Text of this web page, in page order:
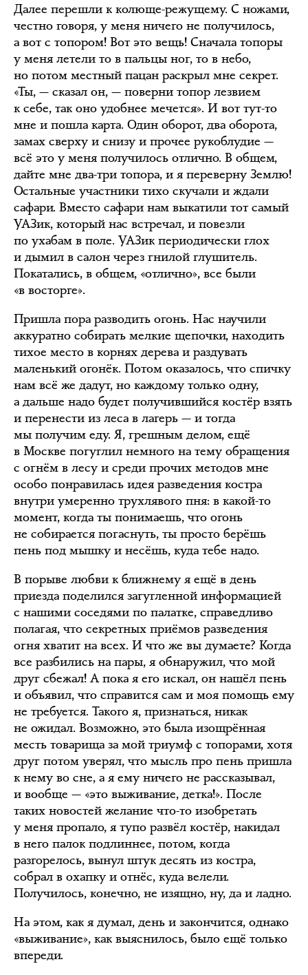
Далее перешли к колюще-режущему. С ножами,
честно говоря, у меня ничего не получилось,
а вот с топором! Вот это вещь! Сначала топоры
у меня летели то в пальцы ног, то в небо,
но потом местный пацан раскрыл мне секрет.
«Ты, — сказал он, — поверни топор лезвием
к себе, так оно удобнее мечется». И вот тут-то
мне и пошла карта. Один оборот, два оборота,
замах сверху и снизу и прочее рукоблудие —
всё это у меня получилось отлично. В общем,
дайте мне два-три топора, и я переверну Землю!
Остальные участники тихо скучали и ждали
сафари. Вместо сафари нам выкатили тот самый
УАЗик, который нас встречал, и повезли
по ухабам в поле. УАЗик периодически глох
и дымил в салон через гнилой глушитель.
Покатались, в общем, «отлично», все были
«в восторге».
Пришла пора разводить огонь. Нас научили
аккуратно собирать мелкие щепочки, находить
тихое место в корнях дерева и раздувать
маленький огонёк. Потом оказалось, что спичку
нам всё же дадут, но каждому только одну,
а дальше надо будет получившийся костёр взять
и перенести из леса в лагерь — и тогда
мы получим еду. Я, грешным делом, ещё
в Москве погуглил немного на тему обращения
с огнём в лесу и среди прочих методов мне
особо понравилась идея разведения костра
внутри умеренно трухлявого пня: в какой-то
момент, когда ты понимаешь, что огонь
не собирается погаснуть, ты просто берёшь
пень под мышку и несёшь, куда тебе надо.
В порыве любви к ближнему я ещё в день
приезда поделился загугленной информацией
с нашими соседями по палатке, справедливо
полагая, что секретных приёмов разведения
огня хватит на всех. И что же вы думаете? Когда
все разбились на пары, я обнаружил, что мой
друг сбежал! А пока я его искал, он нашёл пень
и объявил, что справится сам и моя помощь ему
не требуется. Такого я, признаться, никак
не ожидал. Возможно, это была изощрённая
месть товарища за мой триумф с топорами, хотя
друг потом уверял, что мысль про пень пришла
к нему во сне, а я ему ничего не рассказывал,
и вообще — «это выживание, детка!». После
таких новостей желание что-то изобретать
у меня пропало, я тупо развёл костёр, накидал
в него палок подлиннее, потом, когда
разгорелось, вынул штук десять из костра,
собрал в охапку и отнёс, куда велели.
Получилось, конечно, не изящно, ну, да и ладно.
На этом, как я думал, день и закончится, однако
«выживание», как выяснилось, было ещё только
впереди.